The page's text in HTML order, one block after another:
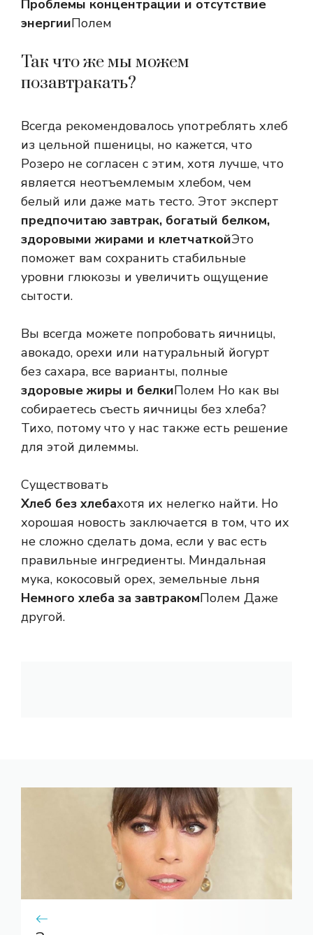
Проблемы концентрации и отсутствие
энергииПолем
Так что же мы можем
позавтракать?
Всегда рекомендовалось употреблять хлеб
из цельной пшеницы, но кажется, что
Розеро не согласен с этим, хотя лучше, что
является неотъемлемым хлебом, чем
белый или даже мать тесто. Этот эксперт
предпочитаю завтрак, богатый белком,
здоровыми жирами и клетчаткойЭто
поможет вам сохранить стабильные
уровни глюкозы и увеличить ощущение
сытости.
Вы всегда можете попробовать яичницы,
авокадо, орехи или натуральный йогурт
без сахара, все варианты, полные
здоровые жиры и белкиПолем Но как вы
собираетесь съесть яичницы без хлеба?
Тихо, потому что у нас также есть решение
для этой дилеммы.
Существовать
Хлеб без хлебахотя их нелегко найти. Но
хорошая новость заключается в том, что их
не сложно сделать дома, если у вас есть
правильные ингредиенты. Миндальная
мука, кокосовый орех, земельные льня
Немного хлеба за завтракомПолем Даже
другой.